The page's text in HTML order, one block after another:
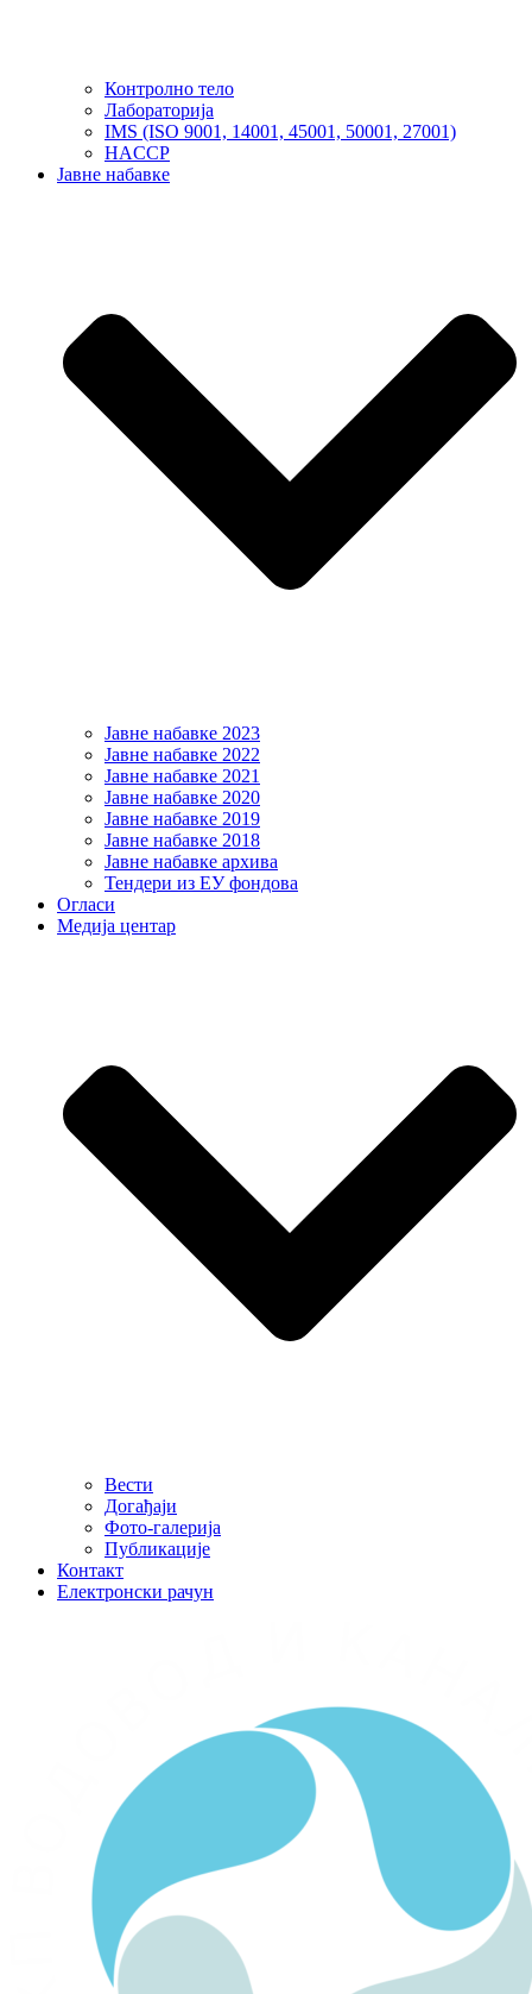
Контролно тело
Лабораторија
IMS (ISO 9001, 14001, 45001, 50001, 27001)
HACCP
Јавне набавке
Јавне набавке 2023
Јавне набавке 2022
Јавне набавке 2021
Јавне набавке 2020
Јавне набавке 2019
Јавне набавке 2018
Јавне набавке архива
Тендери из ЕУ фондова
Огласи
Медија центар
Вести
Догађаји
Фото-галерија
Публикације
Контакт
Електронски рачун